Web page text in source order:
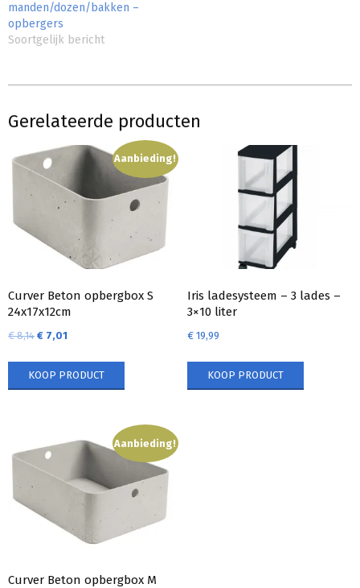
manden/dozen/bakken –
opbergers
Soortgelijk bericht
Gerelateerde producten
Aanbieding!
Curver Beton opbergbox S
24x17x12cm
€8,14 € 7,01
KOOP PRODUCT
Iris ladesysteem – 3 lades –
3×10 liter
€19,99
KOOP PRODUCT
Aanbieding!
Curver Beton opbergbox M